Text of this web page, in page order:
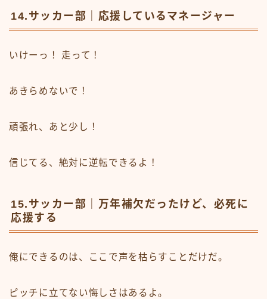
14.サッカー部｜応援しているマネージャー
いけーっ！ 走って！
あきらめないで！
頑張れ、あと少し！
信じてる、絶対に逆転できるよ！
15.サッカー部｜万年補欠だったけど、必死に
応援する
俺にできるのは、ここで声を枯らすことだけだ。
ピッチに立てない悔しさはあるよ。